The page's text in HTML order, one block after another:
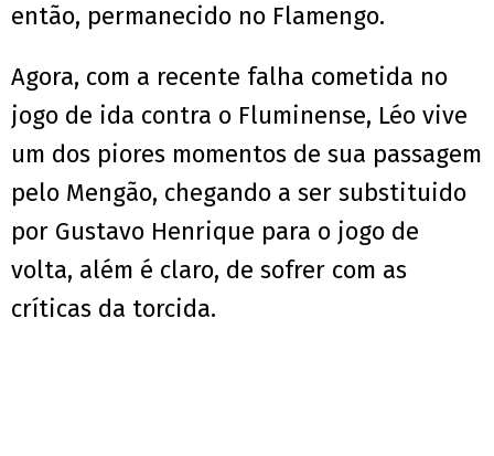
então, permanecido no Flamengo.
Agora, com a recente falha cometida no
jogo de ida contra o Fluminense, Léo vive
um dos piores momentos de sua passagem
pelo Mengão, chegando a ser substituido
por Gustavo Henrique para o jogo de
volta, além é claro, de sofrer com as
críticas da torcida.